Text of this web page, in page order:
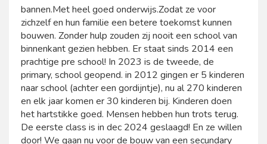
bannen.Met heel goed onderwijs.Zodat ze voor
zichzelf en hun familie een betere toekomst kunnen
bouwen. Zonder hulp zouden zij nooit een school van
binnenkant gezien hebben. Er staat sinds 2014 een
prachtige pre school! In 2023 is de tweede, de
primary, school geopend. in 2012 gingen er 5 kinderen
naar school (achter een gordijntje), nu al 270 kinderen
en elk jaar komen er 30 kinderen bij. Kinderen doen
het hartstikke goed. Mensen hebben hun trots terug.
De eerste class is in dec 2024 geslaagd! En ze willen
door! We gaan nu voor de bouw van een secundary